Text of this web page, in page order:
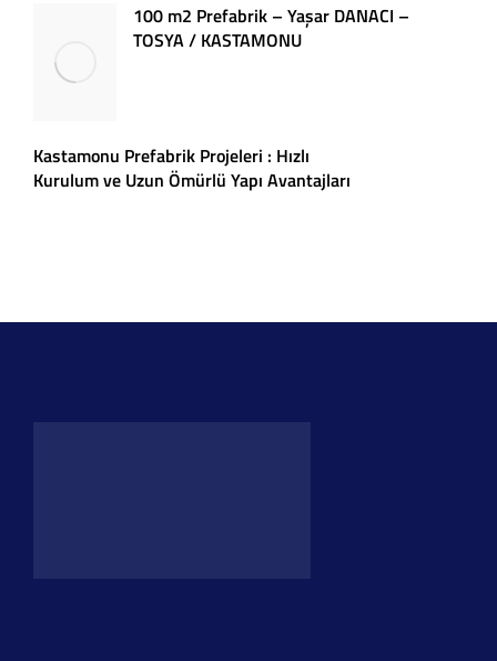
100 m2 Prefabrik – Yaşar DANACI –
TOSYA / KASTAMONU
Kastamonu Prefabrik Projeleri : Hızlı
Kurulum ve Uzun Ömürlü Yapı Avantajları